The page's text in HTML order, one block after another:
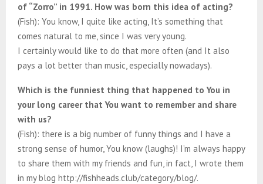
of “Zorro” in 1991. How was born this idea of acting?
(Fish): You know, I quite like acting, It’s something that
comes natural to me, since I was very young.
I certainly would like to do that more often (and It also
pays a lot better than music, especially nowadays).
Which is the funniest thing that happened to You in
your long career that You want to remember and share
with us?
(Fish): there is a big number of funny things and I have a
strong sense of humor, You know (laughs)! I’m always happy
to share them with my friends and fun, in fact, I wrote them
in my blog http://fishheads.club/category/blog/.